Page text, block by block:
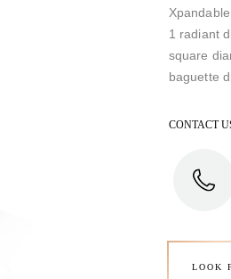
1 radiant
square
baguette
CONTACT
LOOK